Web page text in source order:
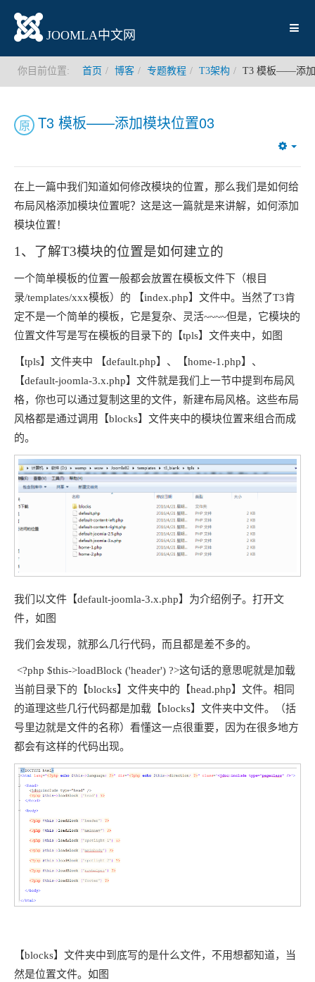
JOOMLA中文网
你目前位置: 首页 博客 专题教程 T3架构 T3 模板——添加
T3 模板——添加模块位置03
原
在上一篇中我们知道如何修改模块的位置，那么我们是如何给
布局风格添加模块位置呢？这是这一篇就是来讲解，如何添加
模块位置！
1、了解T3模块的位置是如何建立的
一个简单模板的位置一般都会放置在模板文件下（根目
录/templates/xxx模板）的 【index.php】文件中。当然了T3肯
定不是一个简单的模板，它是复杂、灵活~~~~但是，它模块的
位置文件写是写在模板的目录下的【tpls】文件夹中，如图
【tpls】文件夹中 【default.php】、【home-1.php】、
【default-joomla-3.x.php】文件就是我们上一节中提到布局风
格，你也可以通过复制这里的文件，新建布局风格。这些布局
风格都是通过调用【blocks】文件夹中的模块位置来组合而成
的。
我们以文件【default-joomla-3.x.php】为介绍例子。打开文
件，如图
我们会发现，就那么几行代码，而且都是差不多的。
<?php $this->loadBlock ('header') ?>这句话的意思呢就是加载
当前目录下的【blocks】文件夹中的【head.php】文件。相同
的道理这些几行代码都是加载【blocks】文件夹中文件。（括
号里边就是文件的名称）看懂这一点很重要，因为在很多地方
都会有这样的代码出现。
【blocks】文件夹中到底写的是什么文件，不用想都知道，当
然是位置文件。如图